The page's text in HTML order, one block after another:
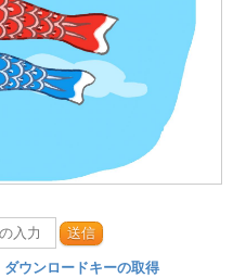
送信
ダウンロードキーの取得